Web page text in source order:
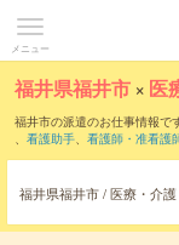
メニュー
福井県福井市 × 医
福井市の派遣のお仕事情報で
、 看護助手、 看護師・准看護
福井県福井市 / 医療・介